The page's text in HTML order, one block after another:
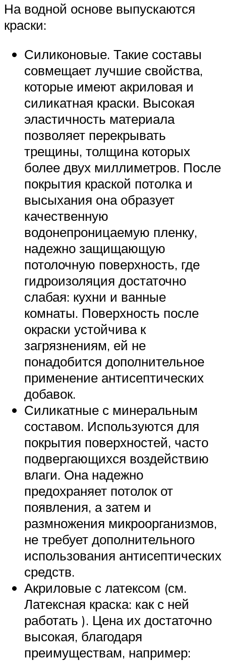
На водной основе выпускаются
краски:
Силиконовые. Такие составы
совмещает лучшие свойства,
которые имеют акриловая и
силикатная краски. Высокая
эластичность материала
позволяет перекрывать
трещины, толщина которых
более двух миллиметров. После
покрытия краской потолка и
высыхания она образует
качественную
водонепроницаемую пленку,
надежно защищающую
потолочную поверхность, где
гидроизоляция достаточно
слабая: кухни и ванные
комнаты. Поверхность после
окраски устойчива к
загрязнениям, ей не
понадобится дополнительное
применение антисептических
добавок.
Силикатные с минеральным
составом. Используются для
покрытия поверхностей, часто
подвергающихся воздействию
влаги. Она надежно
предохраняет потолок от
появления, а затем и
размножения микроорганизмов,
не требует дополнительного
использования антисептических
средств.
Акриловые с латексом (см.
Латексная краска: как с ней
работать ). Цена их достаточно
высокая, благодаря
преимуществам, например: